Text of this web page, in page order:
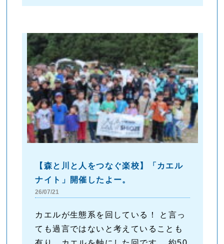
【森と川と人をつなぐ楽校】「カエル
ナイト」開催したよー。
26/07/21
カエルが生態系を回している！ と言っ
ても過言ではないと考えていることも